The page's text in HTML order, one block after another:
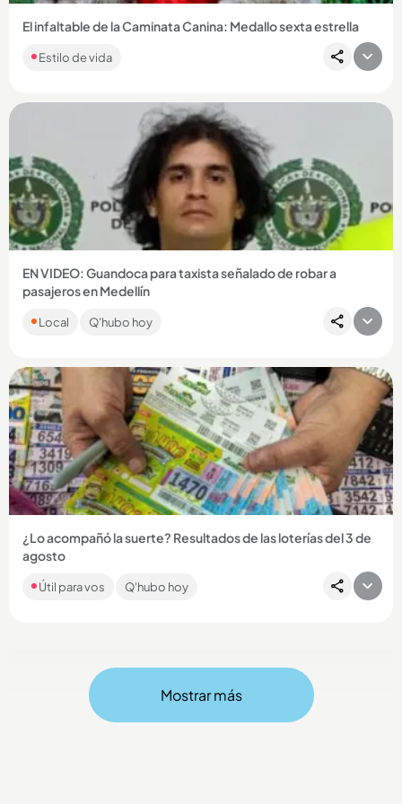
El infaltable de la Caminata Canina: Medallo sexta estrella
Estilo de vida
Compartir Noticia
EN VIDEO: Guandoca para taxista señalado de robar a
pasajeros en Medellín
Juan Camilo Marulanda Valencia, de 34 años, es sindicado de
hurtar a cinco personas en diciembre de 2025....
Local Q'hubo hoy
Compartir Noticia
¿Lo acompañó la suerte? Resultados de las loterías del 3 de
agosto
Como cada día, en Q’HUBO le traemos los resultados de los
chances y loterías que jugaron en el país. Si es apostador,
Útil para vos Q'hubo hoy
Mostrar más